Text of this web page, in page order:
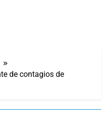
de contagios de